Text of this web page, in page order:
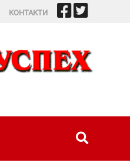
КОНТАКТИ